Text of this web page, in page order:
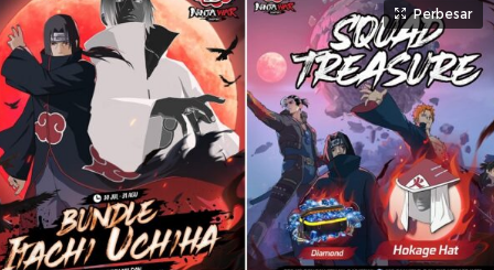
Perbesar